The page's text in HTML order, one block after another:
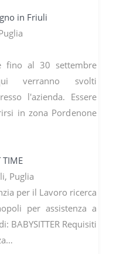
in Friuli
fino al 30 settembre
verranno svolti
l'azienda. Essere
in zona Pordenone
TIME
Puglia
per il Lavoro ricerca
per assistenza a
BABYSITTER Requisiti